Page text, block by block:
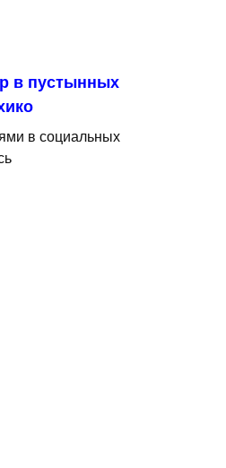
в пустынных
в социальных